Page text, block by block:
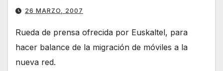
26 MARZO, 2007
Rueda de prensa ofrecida por Euskaltel, para
hacer balance de la migración de móviles a la
nueva red.